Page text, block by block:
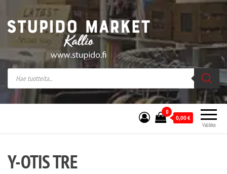
Stupido Market – verkossa ja kivijalassa
Stupido Market on vaihtoehtomusaan
erikoistunut verkko- sekä
kivijalkakauppa Helsingissä Kallion
sydämessä.
Valikko
0
0,00€
Y-OTIS TRE